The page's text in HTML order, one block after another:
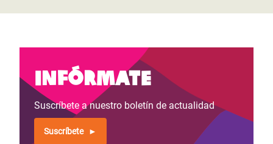
Infórmate
Suscríbete a nuestro boletín de actualidad
Suscríbete